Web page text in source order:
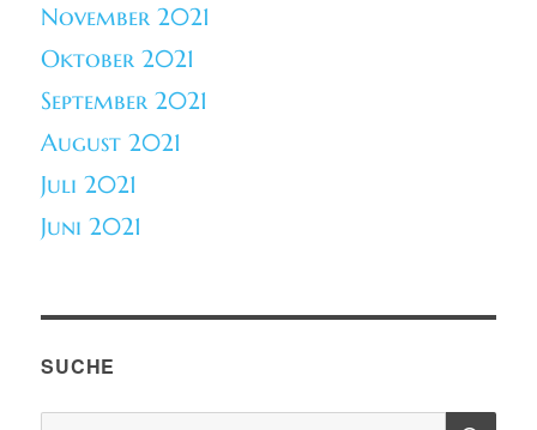
November 2021
Oktober 2021
September 2021
August 2021
Juli 2021
Juni 2021
SUCHE